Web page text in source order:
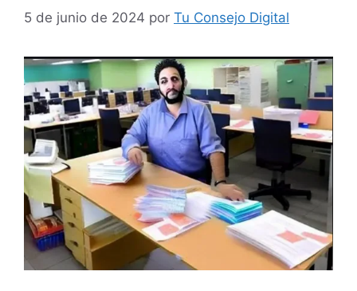
5 de junio de 2024 por Tu Consejo Digital